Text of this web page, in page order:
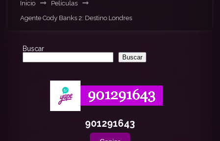
Inicio
Películas
Agente Cody Banks 2: Destino Londres
Buscar
Buscar
901291643